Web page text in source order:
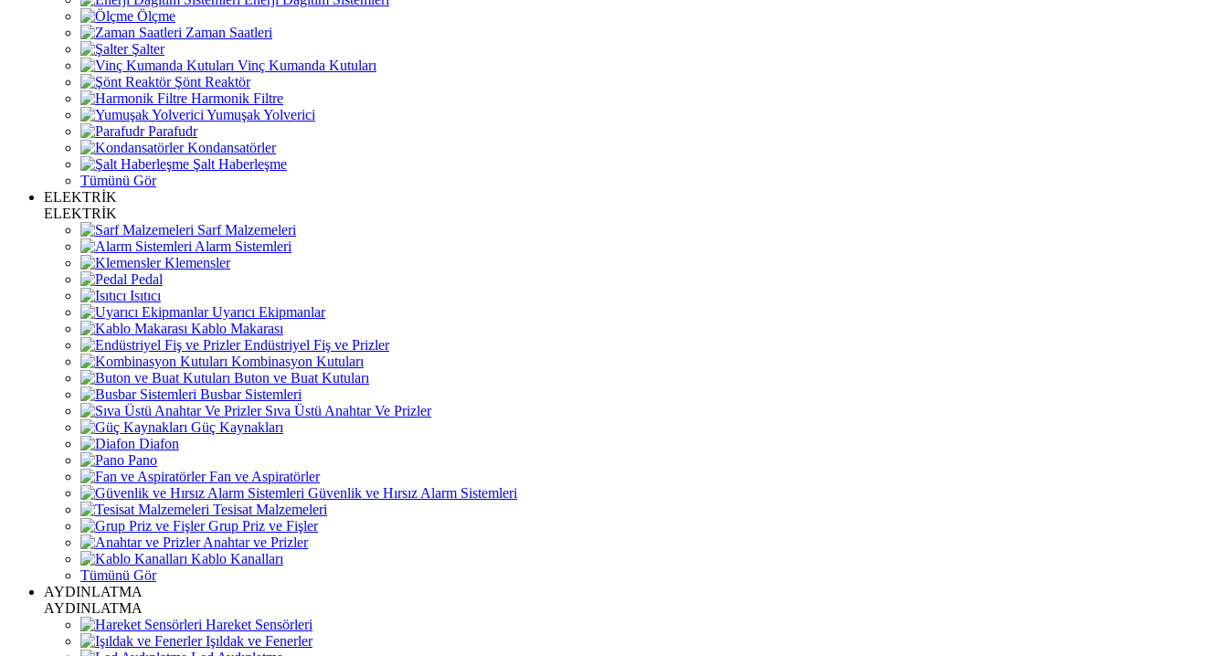
Ölçme
Zaman Saatleri
Şalter
Vinç Kumanda Kutuları
Şönt Reaktör
Harmonik Filtre
Yumuşak Yolverici
Parafudr
Kondansatörler
Şalt Haberleşme
Tümünü Gör
ELEKTRİK
ELEKTRİK
Sarf Malzemeleri
Alarm Sistemleri
Klemensler
Pedal
Isıtıcı
Uyarıcı Ekipmanlar
Kablo Makarası
Endüstriyel Fiş ve Prizler
Kombinasyon Kutuları
Buton ve Buat Kutuları
Busbar Sistemleri
Sıva Üstü Anahtar Ve Prizler
Güç Kaynakları
Diafon
Pano
Fan ve Aspiratörler
Güvenlik ve Hırsız Alarm Sistemleri
Tesisat Malzemeleri
Grup Priz ve Fişler
Anahtar ve Prizler
Kablo Kanalları
Tümünü Gör
AYDINLATMA
AYDINLATMA
Hareket Sensörleri
Işıldak ve Fenerler